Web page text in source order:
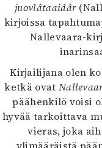
juovlâtaaidâr
kirjoissa
Nallevaara-
Kirjailijana olen
ketkä ovat
päähenkilö voisi
hyvää tarkoittava
vieras, joka